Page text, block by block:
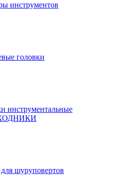
инструментов
головки
инструментальные
шуруповертов